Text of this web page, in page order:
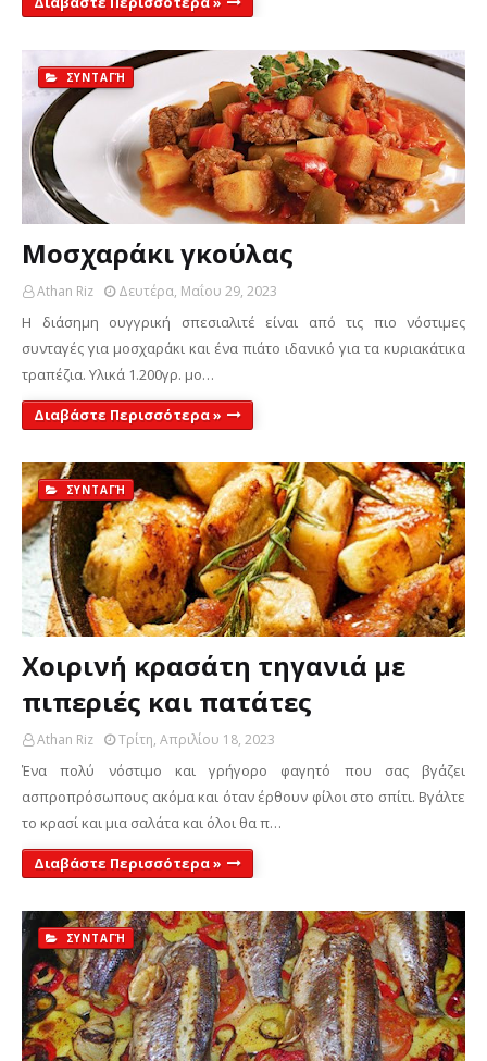
ΣΥΝΤΑΓΉ
Μοσχαράκι γκούλας
Athan Riz Δευτέρα, Μαΐου 29, 2023
Η διάσημη ουγγρική σπεσιαλιτέ είναι από τις πιο νόστιμες
συνταγές για μοσχαράκι και ένα πιάτο ιδανικό για τα κυριακάτικα
τραπέζια. Υλικά 1.200γρ. μο…
Διαβάστε Περισσότερα »
ΣΥΝΤΑΓΉ
Χοιρινή κρασάτη τηγανιά με
πιπεριές και πατάτες
Athan Riz Τρίτη, Απριλίου 18, 2023
Ένα πολύ νόστιμο και γρήγορο φαγητό που σας βγάζει
ασπροπρόσωπους ακόμα και όταν έρθουν φίλοι στο σπίτι. Βγάλτε
το κρασί και μια σαλάτα και όλοι θα π…
Διαβάστε Περισσότερα »
ΣΥΝΤΑΓΉ